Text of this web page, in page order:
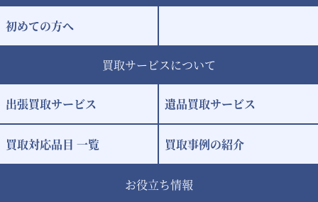
初めての方へ
買取サービスについて
出張買取サービス 遺品買取サービス
買取対応品目 一覧 買取事例の紹介
お役立ち情報